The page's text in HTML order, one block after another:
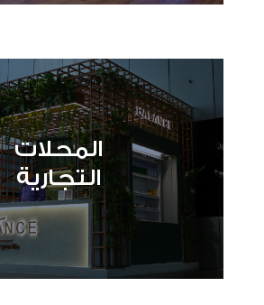
المحلات
التجارية